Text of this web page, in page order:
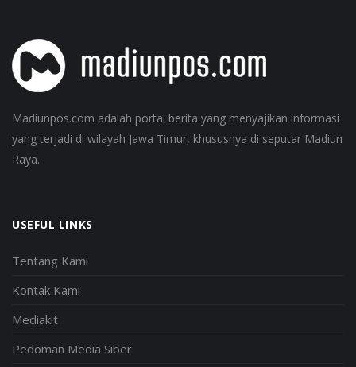
Madiunpos.com adalah portal berita yang menyajikan informasi
yang terjadi di wilayah Jawa Timur, khususnya di seputar Madiun
Raya.
USEFUL LINKS
Tentang Kami
Kontak Kami
Mediakit
Pedoman Media Siber